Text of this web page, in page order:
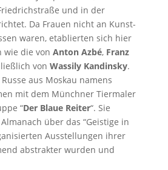
und in der
Da Frauen nicht an Kunst-
waren, etablierten sich hier
wie die von Anton Azbé, Franz
von Wassily Kandinsky.
aus Moskau namens
mit dem Münchner Tiermaler
“Der Blaue Reiter“. Sie
über das “Geistige in
Ausstellungen ihrer
abstrakter wurden und